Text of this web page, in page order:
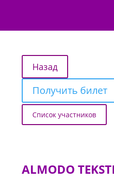
Получить билет
Список участников
ALMODO